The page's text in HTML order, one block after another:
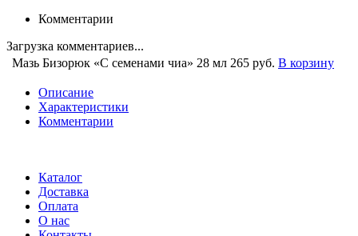
Комментарии
Загрузка комментариев...
Мазь Бизорюк «С семенами чиа» 28 мл 265 руб. В корзину
Описание
Характеристики
Комментарии
Каталог
Доставка
Оплата
О нас